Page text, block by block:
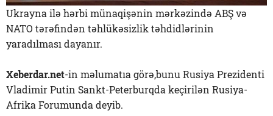
Ukrayna ilə hərbi münaqişənin mərkəzində ABŞ və
NATO tərəfindən təhlükəsizlik təhdidlərinin
yaradılması dayanır.
Xeberdar.net-in məlumatıa görə,bunu Rusiya Prezidenti
Vladimir Putin Sankt-Peterburqda keçirilən Rusiya-
Afrika Forumunda deyib.